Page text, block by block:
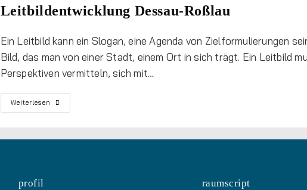
Leitbildentwicklung Dessau-Roßlau
Ein Leitbild kann ein Slogan, eine Agenda von Zielformulierungen
Bild, das man von einer Stadt, einem Ort in sich trägt. Ein Leitbild
Perspektiven vermitteln, sich mit…
Weiterlesen
profil
raumscript